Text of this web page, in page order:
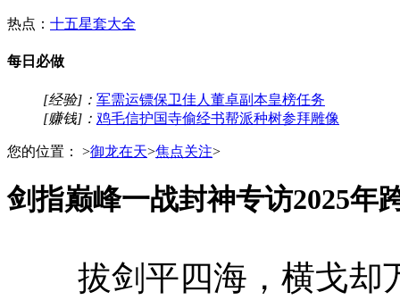
热点： 十五星套大全
每日必做
[经验]： 军需运镖保卫佳人 董卓副本皇榜任务
[赚钱]： 鸡毛信护国寺偷经书帮派种树参拜雕像
您的位置： >御龙在天>焦点关注>
剑指巅峰一战封神专访2025年
拔剑平四海，横戈却